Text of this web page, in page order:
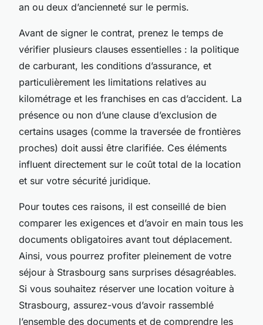
an ou deux d’ancienneté sur le permis.
Avant de signer le contrat, prenez le temps de
vérifier plusieurs clauses essentielles : la politique
de carburant, les conditions d’assurance, et
particulièrement les limitations relatives au
kilométrage et les franchises en cas d’accident. La
présence ou non d’une clause d’exclusion de
certains usages (comme la traversée de frontières
proches) doit aussi être clarifiée. Ces éléments
influent directement sur le coût total de la location
et sur votre sécurité juridique.
Pour toutes ces raisons, il est conseillé de bien
comparer les exigences et d’avoir en main tous les
documents obligatoires avant tout déplacement.
Ainsi, vous pourrez profiter pleinement de votre
séjour à Strasbourg sans surprises désagréables.
Si vous souhaitez réserver une location voiture à
Strasbourg, assurez-vous d’avoir rassemblé
l’ensemble des documents et de comprendre les